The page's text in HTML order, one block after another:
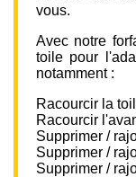
vous.
Avec notre
toile pour
notamment :
Racourcir la
Racourcir
Supprimer /
Supprimer /
Supprimer /